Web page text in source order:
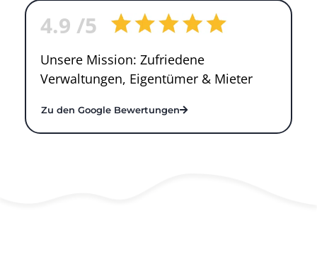
4.9 /5
Unsere Mission: Zufriedene
Verwaltungen, Eigentümer & Mieter
Zu den Google Bewertungen